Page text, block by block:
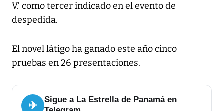
V.’ como tercer indicado en el evento de
despedida.
El novel látigo ha ganado este año cinco
pruebas en 26 presentaciones.
✈
Sigue a La Estrella de Panamá en